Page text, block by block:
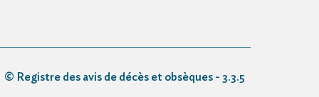
© Registre des avis de décès et obsèques - 3.3.5